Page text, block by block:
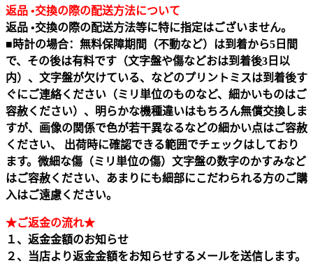
返品 •交換の際の配送方法について
返品 •交換の際の配送方法等に特に指定はございません。
■時計の場合：無料保障期間（不動など）は到着から5日間
で、その後は有料です（文字盤や傷などおは到着後3日以
内）、文字盤が欠けている、などのプリントミスは到着後す
ぐにご連絡ください（ミリ単位のものなど、細かいものはご
容赦ください）、明らかな機種違いはもちろん無償交換しま
すが、画像の関係で色が若干異なるなどの細かい点はご容赦
ください、 出荷時に確認できる範囲でチェックはしており
ます。微細な傷（ミリ単位の傷）文字盤の数字のかすみなど
はご容赦ください、あまりにも細部にこだわられる方のご購
入はご遠慮ください。
★ご返金の流れ★
１、返金金額のお知らせ
２、当店より返金金額をお知らせするメールを送信します。